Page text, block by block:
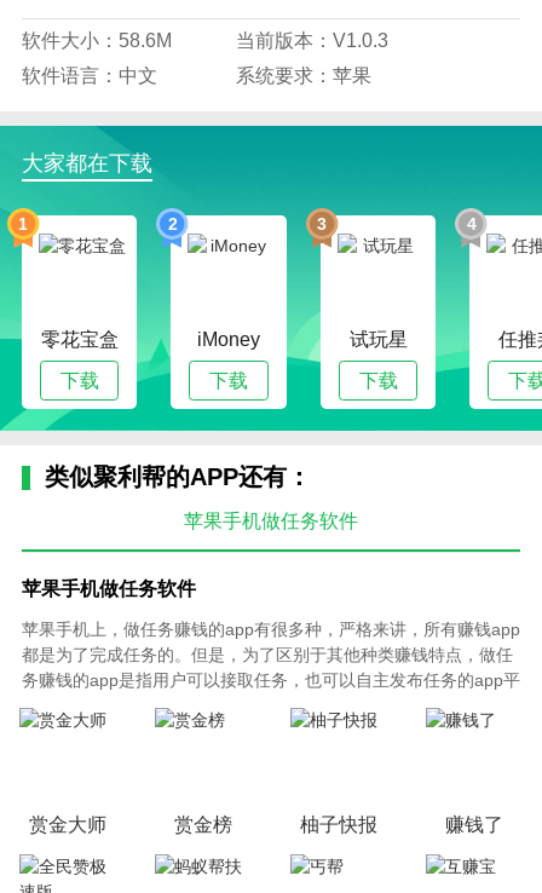
软件大小：58.6M
当前版本：V1.0.3
软件语言：中文
系统要求：苹果
大家都在下载
1
零花宝盒
下载
2
iMoney
下载
3
试玩星
下载
4
任推
下
类似聚利帮的APP还有：
苹果手机做任务软件
苹果手机做任务软件
苹果手机上，做任务赚钱的app有很多种，严格来讲，所有赚钱app
都是为了完成任务的。但是，为了区别于其他种类赚钱特点，做任
务赚钱的app是指用户可以接取任务，也可以自主发布任务的app平
台。此类平台任务种类多样，更接近大众，主要是通过做悬赏任务
来赚钱。也可以成为悬赏主，发布任务让别人帮你赚钱。
赏金大师 赏金榜 柚子快报 赚钱了